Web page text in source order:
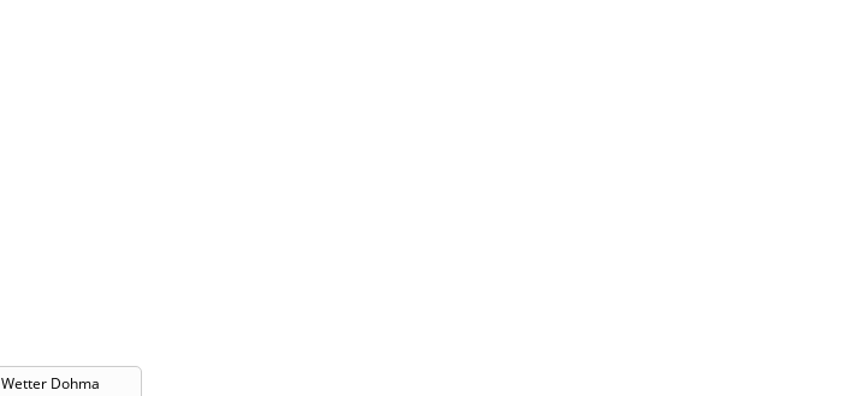
Wetter Dohma